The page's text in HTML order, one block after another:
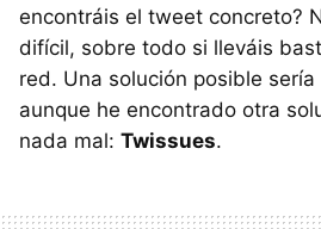
encontráis el tweet concreto?
difícil, sobre todo si lleváis
red. Una solución posible sería
aunque he encontrado otra
nada mal: Twissues.